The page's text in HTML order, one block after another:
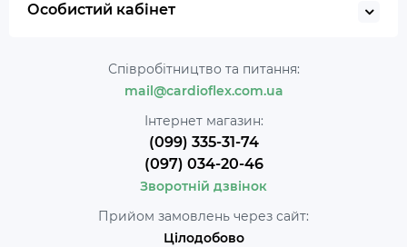
Особистий кабінет
Співробітництво та питання:
mail@cardioflex.com.ua
Інтернет магазин:
(099) 335-31-74
(097) 034-20-46
Зворотній дзвінок
Прийом замовлень через сайт:
Цілодобово